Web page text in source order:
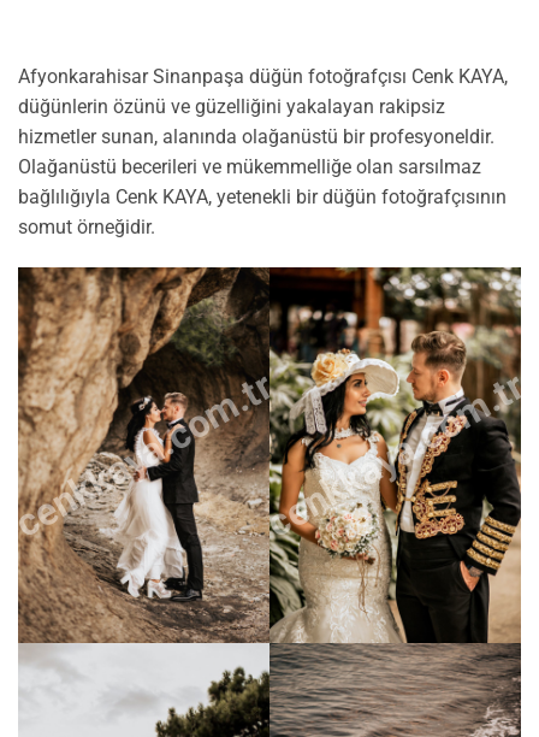
Afyonkarahisar Sinanpaşa düğün fotoğrafçısı Cenk KAYA,
düğünlerin özünü ve güzelliğini yakalayan rakipsiz
hizmetler sunan, alanında olağanüstü bir profesyoneldir.
Olağanüstü becerileri ve mükemmelliğe olan sarsılmaz
bağlılığıyla Cenk KAYA, yetenekli bir düğün fotoğrafçısının
somut örneğidir.
cenkkaya.com.trcenkkaya.com.tr